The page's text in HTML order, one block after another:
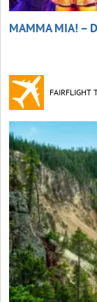
MAMMA MIA! –
FAIRFLIGHT